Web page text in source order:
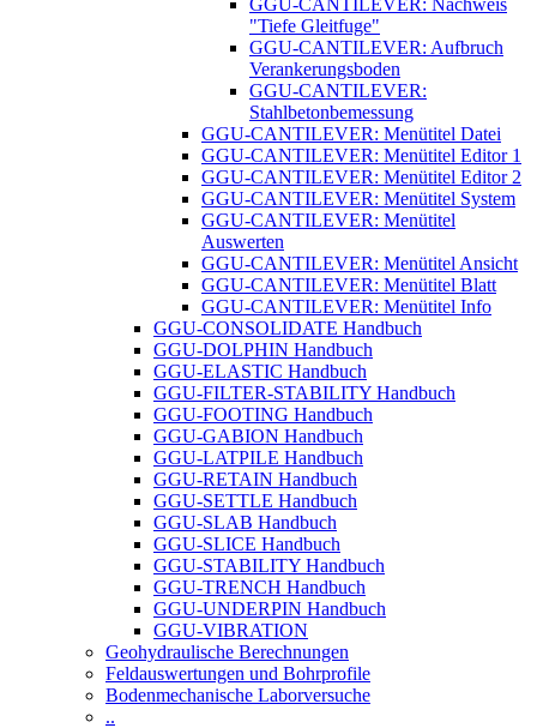
GGU-CANTILEVER: Nachweis
"Tiefe Gleitfuge"
GGU-CANTILEVER: Aufbruch
Verankerungsboden
GGU-CANTILEVER:
Stahlbetonbemessung
GGU-CANTILEVER: Menütitel Datei
GGU-CANTILEVER: Menütitel Editor 1
GGU-CANTILEVER: Menütitel Editor 2
GGU-CANTILEVER: Menütitel System
GGU-CANTILEVER: Menütitel
Auswerten
GGU-CANTILEVER: Menütitel Ansicht
GGU-CANTILEVER: Menütitel Blatt
GGU-CANTILEVER: Menütitel Info
GGU-CONSOLIDATE Handbuch
GGU-DOLPHIN Handbuch
GGU-ELASTIC Handbuch
GGU-FILTER-STABILITY Handbuch
GGU-FOOTING Handbuch
GGU-GABION Handbuch
GGU-LATPILE Handbuch
GGU-RETAIN Handbuch
GGU-SETTLE Handbuch
GGU-SLAB Handbuch
GGU-SLICE Handbuch
GGU-STABILITY Handbuch
GGU-TRENCH Handbuch
GGU-UNDERPIN Handbuch
GGU-VIBRATION
Geohydraulische Berechnungen
Feldauswertungen und Bohrprofile
Bodenmechanische Laborversuche
..